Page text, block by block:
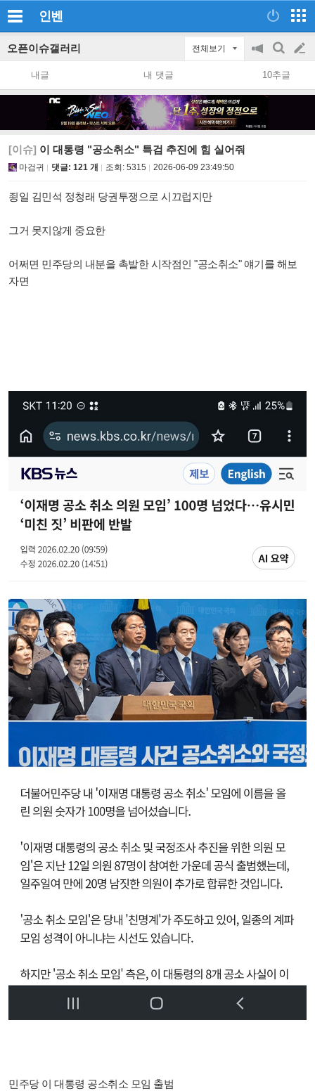
인벤
오픈이슈갤러리 전체보기
공
지
on/off
검
색
글
쓰
내글 내 댓글 10추글
[이슈] 이 대통령 "공소취소" 특검 추진에 힘 실어줘
마검귀 댓글: 121 개 조회: 5315 2026-06-09 23:49:50
죙일 김민석 정청래 당권투쟁으로 시끄럽지만
그거 못지않게 중요한
어쩌면 민주당의 내분을 촉발한 시작점인 "공소취소" 얘기를 해보
자면
민주당 이 대통령 공소취소 모임 출범